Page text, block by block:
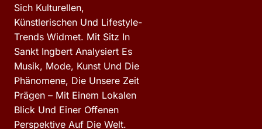
Sich Kulturellen,
Künstlerischen Und Lifestyle-
Trends Widmet. Mit Sitz In
Sankt Ingbert Analysiert Es
Musik, Mode, Kunst Und Die
Phänomene, Die Unsere Zeit
Prägen – Mit Einem Lokalen
Blick Und Einer Offenen
Perspektive Auf Die Welt.